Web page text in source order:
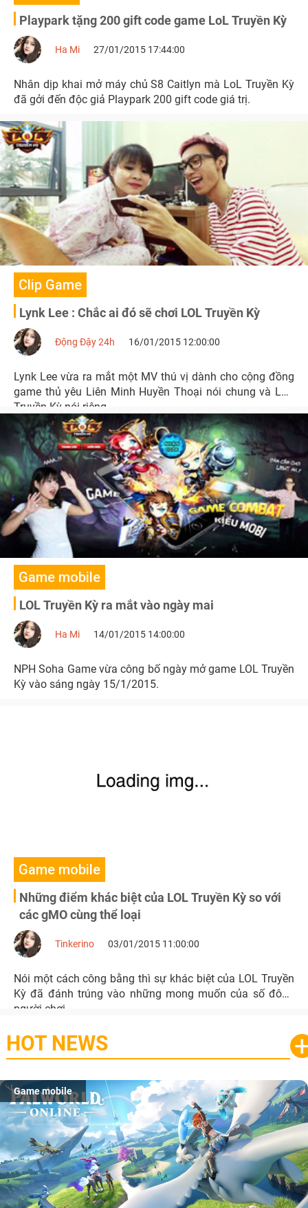
Playpark tặng 200 gift code game LoL Truyền Kỳ
Ha Mi 27/01/2015 17:44:00
Nhân dịp khai mở máy chủ S8 Caitlyn mà LoL Truyền Kỳ
đã gởi đến độc giả Playpark 200 gift code giá trị.
Clip Game
Lynk Lee : Chắc ai đó sẽ chơi LOL Truyền Kỳ
Động Đậy 24h 16/01/2015 12:00:00
Lynk Lee vừa ra mắt một MV thú vị dành cho cộng đồng
game thủ yêu Liên Minh Huyền Thoại nói chung và LOL
Truyền Kỳ nói riêng.
Game mobile
LOL Truyền Kỳ ra mắt vào ngày mai
Ha Mi 14/01/2015 14:00:00
NPH Soha Game vừa công bố ngày mở game LOL Truyền
Kỳ vào sáng ngày 15/1/2015.
Game mobile
Những điểm khác biệt của LOL Truyền Kỳ so với
các gMO cùng thể loại
Tinkerino 03/01/2015 11:00:00
Nói một cách công bằng thì sự khác biệt của LOL Truyền
Kỳ đã đánh trúng vào những mong muốn của số đông
người chơi.
HOT NEWS
Game mobile